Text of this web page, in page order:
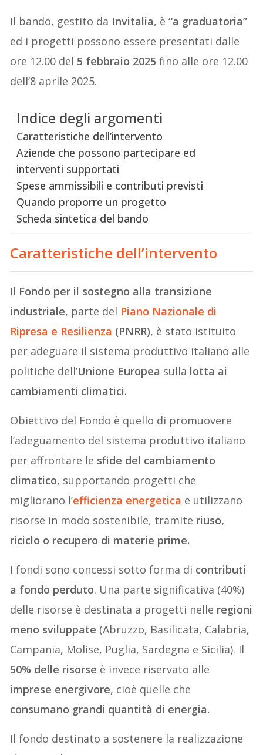
Il bando, gestito da Invitalia, è“a graduatoria”
ed i progetti possono essere presentati dalle
ore 12.00 del 5 febbraio 2025 fino alle ore 12.00
dell’8 aprile 2025.
Indice degli argomenti
Caratteristiche dell’intervento
Aziende che possono partecipare ed
interventi supportati
Spese ammissibili e contributi previsti
Quando proporre un progetto
Scheda sintetica del bando
Caratteristiche dell’intervento
Il Fondo per il sostegno alla transizione
industriale, parte del Piano Nazionale di
Ripresa e Resilienza (PNRR), è stato istituito
per adeguare il sistema produttivo italiano alle
politiche dell’Unione Europea sulla lotta ai
cambiamenti climatici.
Obiettivo del Fondo è quello di promuovere
l’adeguamento del sistema produttivo italiano
per affrontare le sfide del cambiamento
climatico, supportando progetti che
migliorano l’efficienza energetica e utilizzano
risorse in modo sostenibile, tramite riuso,
riciclo o recupero di materie prime.
I fondi sono concessi sotto forma di contributi
a fondo perduto. Una parte significativa (40%)
delle risorse è destinata a progetti nelle regioni
meno sviluppate (Abruzzo, Basilicata, Calabria,
Campania, Molise, Puglia, Sardegna e Sicilia). Il
50% delle risorse è invece riservato alle
imprese energivore, cioè quelle che
consumano grandi quantità di energia.
Il fondo destinato a sostenere la realizzazione